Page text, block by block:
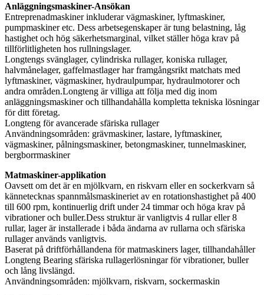
Anläggningsmaskiner-Ansökan
Entreprenadmaskiner inkluderar vägmaskiner, lyftmaskiner,
pumpmaskiner etc. Dess arbetsegenskaper är tung belastning, låg
hastighet och hög säkerhetsmarginal, vilket ställer höga krav på
tillförlitligheten hos rullningslager.
Longtengs svänglager, cylindriska rullager, koniska rullager,
halvmånelager, gaffelmastlager har framgångsrikt matchats med
lyftmaskiner, vägmaskiner, hydraulpumpar, hydraulmotorer och
andra områden.Longteng är villiga att följa med dig inom
anläggningsmaskiner och tillhandahålla kompletta tekniska lösningar
för ditt företag.
Longteng för avancerade sfäriska rullager
Användningsområden: grävmaskiner, lastare, lyftmaskiner,
vägmaskiner, pålningsmaskiner, betongmaskiner, tunnelmaskiner,
bergborrmaskiner
Matmaskiner-applikation
Oavsett om det är en mjölkvarn, en riskvarn eller en sockerkvarn så
kännetecknas spannmålsmaskineriet av en rotationshastighet på 400
till 600 rpm, kontinuerlig drift under 24 timmar och höga krav på
vibrationer och buller.Dess struktur är vanligtvis 4 rullar eller 8
rullar, lager är installerade i båda ändarna av rullarna och sfäriska
rullager används vanligtvis.
Baserat på driftförhållandena för matmaskiners lager, tillhandahåller
Longteng Bearing sfäriska rullagerlösningar för vibrationer, buller
och lång livslängd.
Användningsområden: mjölkvarn, riskvarn, sockermaskin